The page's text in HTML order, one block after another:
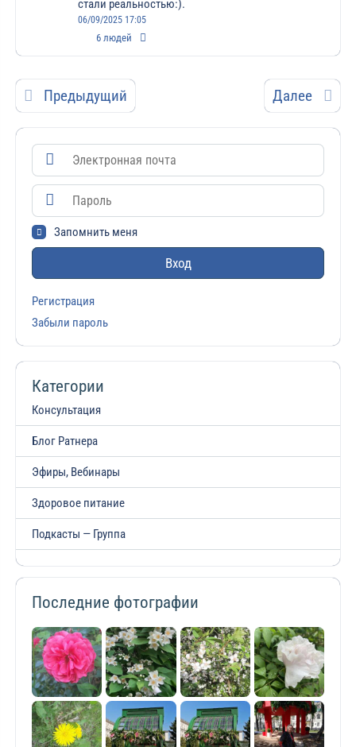
Запомнить меня
Вход
Регистрация
Забыли пароль
Категории
Консультация
Блог Ратнера
Эфиры, Вебинары
Здоровое питание
Подкасты — Группа
Последние фотографии
стали реальностью:).
06/09/2025 17:05
6 людей
Предыдущий Далее